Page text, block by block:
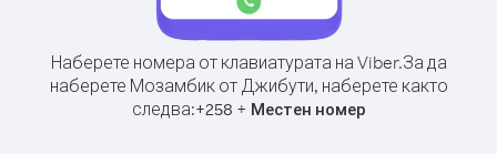
Наберете номера от клавиатурата на Viber.За да
наберете Мозамбик от Джибути, наберете както
следва:+258 + Местен номер